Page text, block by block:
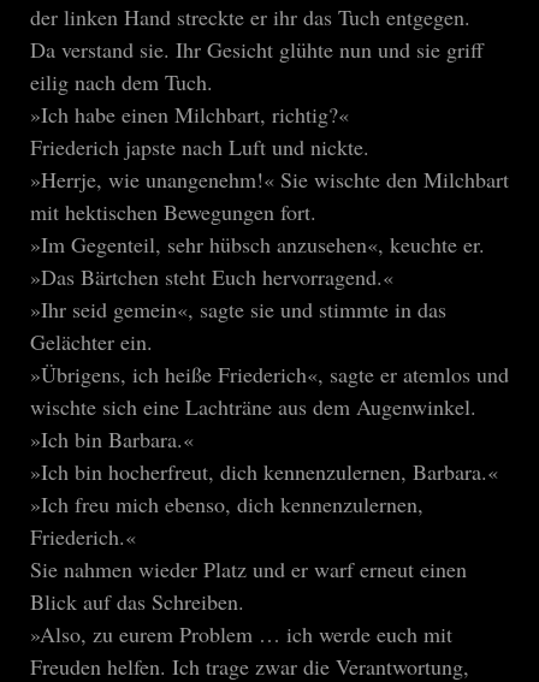
der linken Hand streckte er ihr das Tuch entgegen.
Da verstand sie. Ihr Gesicht glühte nun und sie griff
eilig nach dem Tuch.
»Ich habe einen Milchbart, richtig?«
Friederich japste nach Luft und nickte.
»Herrje, wie unangenehm!« Sie wischte den Milchbart
mit hektischen Bewegungen fort.
»Im Gegenteil, sehr hübsch anzusehen«, keuchte er.
»Das Bärtchen steht Euch hervorragend.«
»Ihr seid gemein«, sagte sie und stimmte in das
Gelächter ein.
»Übrigens, ich heiße Friederich«, sagte er atemlos und
wischte sich eine Lachträne aus dem Augenwinkel.
»Ich bin Barbara.«
»Ich bin hocherfreut, dich kennenzulernen, Barbara.«
»Ich freu mich ebenso, dich kennenzulernen,
Friederich.«
Sie nahmen wieder Platz und er warf erneut einen
Blick auf das Schreiben.
»Also, zu eurem Problem … ich werde euch mit
Freuden helfen. Ich trage zwar die Verantwortung,